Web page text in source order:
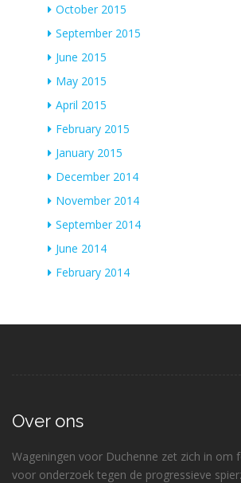
October 2015
September 2015
June 2015
May 2015
April 2015
February 2015
January 2015
December 2014
November 2014
September 2014
June 2014
February 2014
Over ons
Wageningen voor Duchenne zet zich in om
voor onderzoek tegen de progressieve